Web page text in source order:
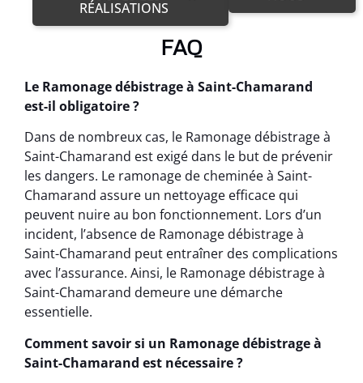
RÉALISATIONS
FAQ
Le Ramonage débistrage à Saint-Chamarand
est-il obligatoire ?
Dans de nombreux cas, le Ramonage débistrage à
Saint-Chamarand est exigé dans le but de prévenir
les dangers. Le ramonage de cheminée à Saint-
Chamarand assure un nettoyage efficace qui
peuvent nuire au bon fonctionnement. Lors d’un
incident, l’absence de Ramonage débistrage à
Saint-Chamarand peut entraîner des complications
avec l’assurance. Ainsi, le Ramonage débistrage à
Saint-Chamarand demeure une démarche
essentielle.
Comment savoir si un Ramonage débistrage à
Saint-Chamarand est nécessaire ?